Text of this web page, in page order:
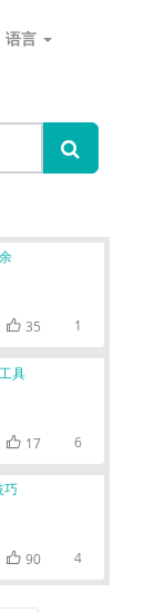
语言
 35 1
 17 6
 90 4